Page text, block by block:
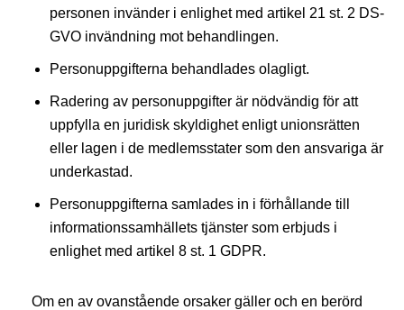
personen invänder i enlighet med artikel 21 st. 2 DS-
GVO invändning mot behandlingen.
Personuppgifterna behandlades olagligt.
Radering av personuppgifter är nödvändig för att
uppfylla en juridisk skyldighet enligt unionsrätten
eller lagen i de medlemsstater som den ansvariga är
underkastad.
Personuppgifterna samlades in i förhållande till
informationssamhällets tjänster som erbjuds i
enlighet med artikel 8 st. 1 GDPR.
Om en av ovanstående orsaker gäller och en berörd